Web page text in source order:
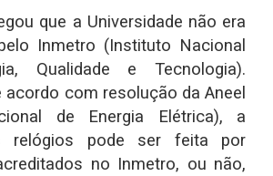
que a Universidade não era
Inmetro (Instituto Nacional
Qualidade e Tecnologia).
acordo com resolução da Aneel
de Energia Elétrica), a
relógios pode ser feita por
no Inmetro, ou não,